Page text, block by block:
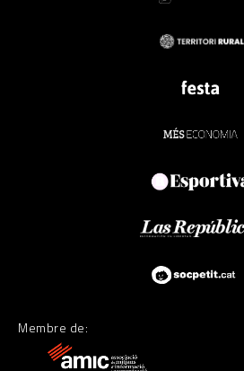
Membre de: